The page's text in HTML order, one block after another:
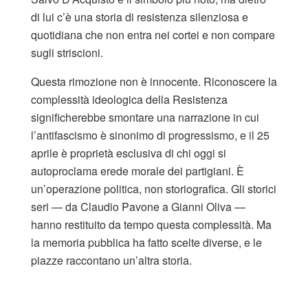
di lui c’è una storia di resistenza silenziosa e
quotidiana che non entra nei cortei e non compare
sugli striscioni.
Questa rimozione non è innocente. Riconoscere la
complessità ideologica della Resistenza
significherebbe smontare una narrazione in cui
l’antifascismo è sinonimo di progressismo, e il 25
aprile è proprietà esclusiva di chi oggi si
autoproclama erede morale dei partigiani. È
un’operazione politica, non storiografica. Gli storici
seri — da Claudio Pavone a Gianni Oliva —
hanno restituito da tempo questa complessità. Ma
la memoria pubblica ha fatto scelte diverse, e le
piazze raccontano un’altra storia.